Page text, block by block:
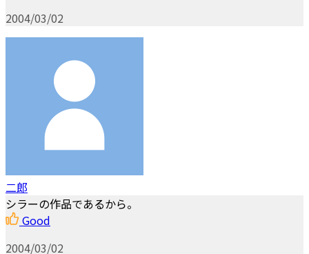
2004/03/02
二郎
シラーの作品であるから。
Good
2004/03/02